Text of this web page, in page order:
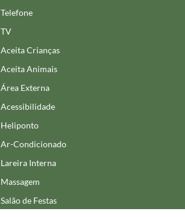
Telefone
TV
Aceita Crianças
Aceita Animais
Área Externa
Acessibilidade
Heliponto
Ar-Condicionado
Lareira Interna
Massagem
Salão de Festas